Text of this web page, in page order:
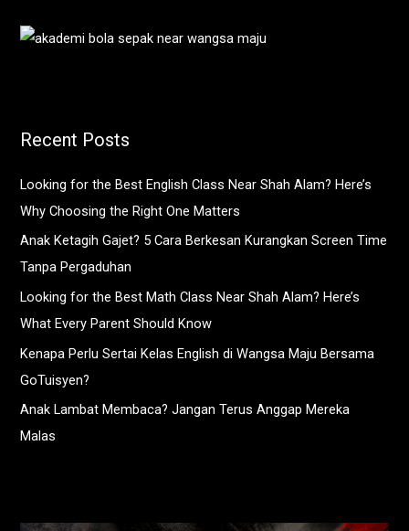
c
rRecent Posts
Looking for the Best English Class Near Shah Alam? Here’s
Why Choosing the Right One Matters
Anak Ketagih Gajet? 5 Cara Berkesan Kurangkan Screen Time
Tanpa Pergaduhan
Looking for the Best Math Class Near Shah Alam? Here’s
What Every Parent Should Know
Kenapa Perlu Sertai Kelas English di Wangsa Maju Bersama
GoTuisyen?
Anak Lambat Membaca? Jangan Terus Anggap Mereka
Malas